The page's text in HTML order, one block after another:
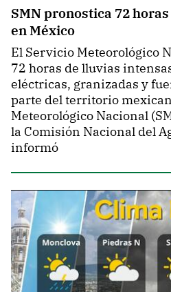
SMN pronostica 72
en México
El Servicio Meteorológico
72 horas de lluvias
eléctricas, granizadas y
parte del territorio
Meteorológico Nacional
la Comisión Nacional del
informó